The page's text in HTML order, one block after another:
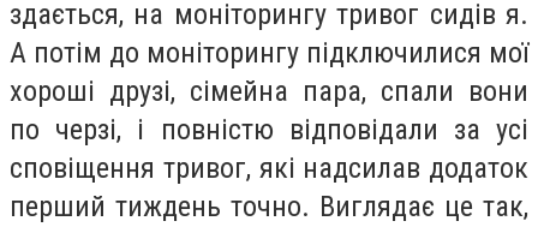
здається, на моніторингу тривог сидів я.
А потім до моніторингу підключилися мої
хороші друзі, сімейна пара, спали вони
по черзі, і повністю відповідали за усі
сповіщення тривог, які надсилав додаток
перший тиждень точно. Виглядає це так,